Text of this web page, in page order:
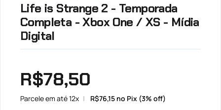
Life is Strange 2 - Temporada
Completa - Xbox One / XS - Mídia
Digital
R$78,50
Parcele em até 12x R$76,15 no Pix (3% off)